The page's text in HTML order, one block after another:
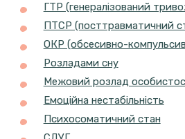
ГТР (генералізований
ПТСР (посттравматичний
ОКР (обсесивно-
Розладами сну
Межовий розлад
Емоційна нестабільність
Психосоматичний стан